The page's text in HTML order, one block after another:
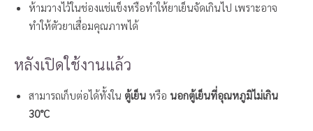
ห้ามวางไว้ในช่องแช่แข็งหรือทำให้ยาเย็นจัดเกินไป เพราะอาจ
ทำให้ตัวยาเสื่อมคุณภาพได้
หลังเปิดใช้งานแล้ว
สามารถเก็บต่อได้ทั้งใน ตู้เย็น หรือ นอกตู้เย็นที่อุณหภูมิไม่เกิน
30°C